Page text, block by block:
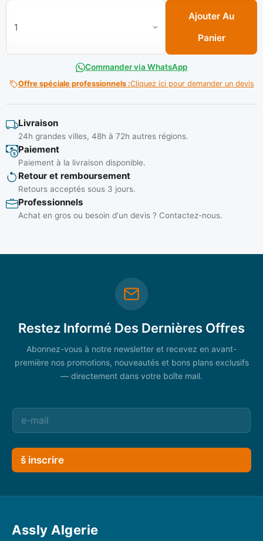
quantité de Pince de masse 500 A Chrome Ref: 16081 **
Ajouter Au
Panier
Commander via WhatsApp
Offre spéciale professionnels :Cliquez ici pour demander un devis
Livraison
24h grandes villes, 48h à 72h autres régions.
Paiement
Paiement à la livraison disponible.
Retour et remboursement
Retours acceptés sous 3 jours.
Professionnels
Achat en gros ou besoin d'un devis ? Contactez-nous.
Restez Informé Des Dernières Offres
Abonnez-vous à notre newsletter et recevez en avant-
première nos promotions, nouveautés et bons plans exclusifs
— directement dans votre boîte mail.
š inscrire
Assly Algerie